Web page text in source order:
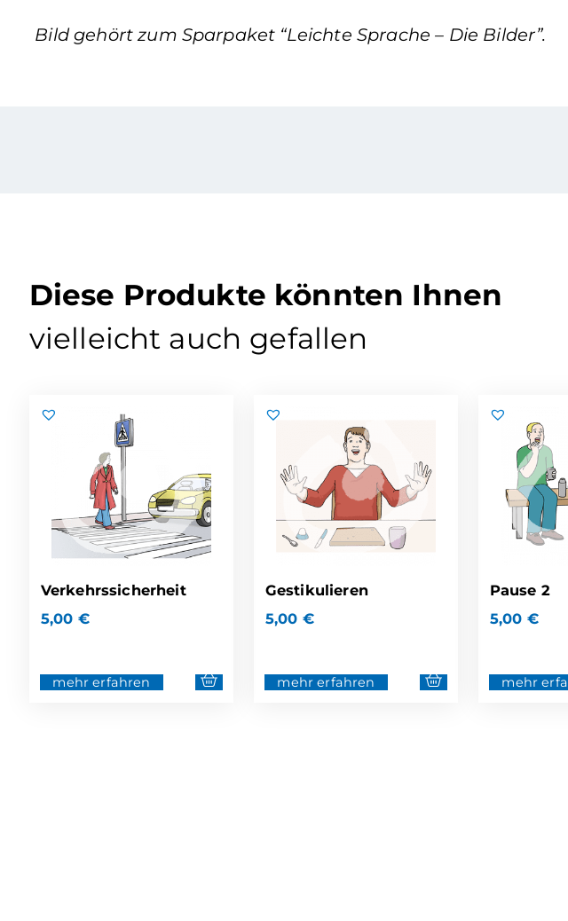
Bild gehört zum Sparpaket “Leichte Sprache – Die Bilder”.
Diese Produkte könnten Ihnen
vielleicht auch gefallen
Verkehrssicherheit
5,00 €
mehr erfahren
Gestikulieren
5,00 €
mehr erfahren
Pause 2
5,00 €
mehr